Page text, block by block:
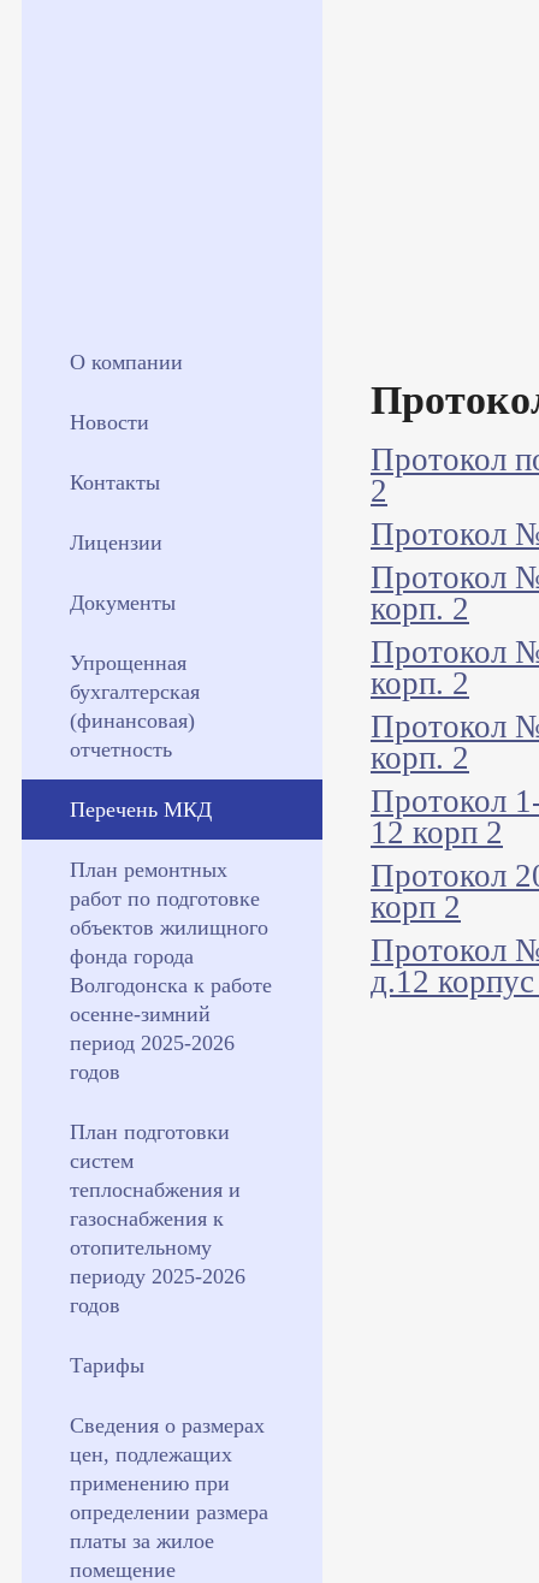
О компании
Новости
Контакты
Лицензии
Документы
Упрощенная
бухгалтерская
(финансовая)
отчетность
Перечень МКД
План ремонтных
работ по подготовке
объектов жилищного
фонда города
Волгодонска к работе
осенне-зимний
период 2025-2026
годов
План подготовки
систем
теплоснабжения и
газоснабжения к
отопительному
периоду 2025-2026
годов
Тарифы
Сведения о размерах
цен, подлежащих
применению при
определении размера
платы за жилое
помещение
Протокол
2
Протокол
Протокол
корп. 2
Протокол
корп. 2
Протокол
корп. 2
Протокол
12 корп 2
Протокол
корп 2
Протокол
д.12